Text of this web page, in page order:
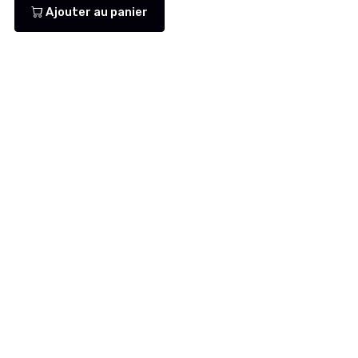
Ajouter au panier